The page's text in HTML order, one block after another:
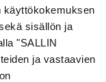
käyttökokemuksen
sisällön ja
"SALLIN
ja vastaavien